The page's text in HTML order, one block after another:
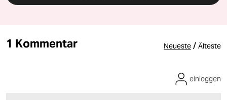
1 Kommentar Neueste / Älteste
einloggen